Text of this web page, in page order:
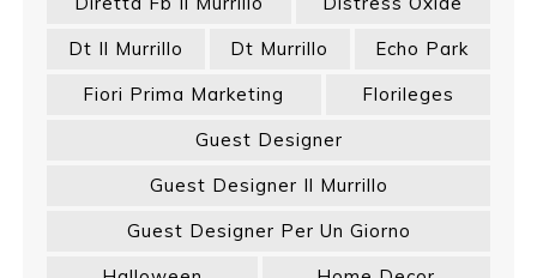
Dt Il Murrillo
Dt Murrillo
Echo Park
Fiori Prima Marketing
Florileges
Guest Designer
Guest Designer Il Murrillo
Guest Designer Per Un Giorno